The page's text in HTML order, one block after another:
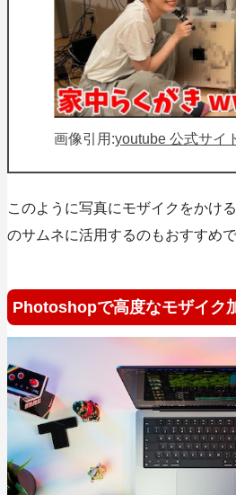
画像引用:youtube 公式サイ
このように写真にモザイクをかけ
のサムネに活用するのもおすすめで
Photoshopで高度なモザイク